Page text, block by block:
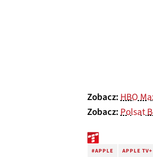
Zobacz:HBO
Zobacz:Polsat
#APPLE APPLE TV+